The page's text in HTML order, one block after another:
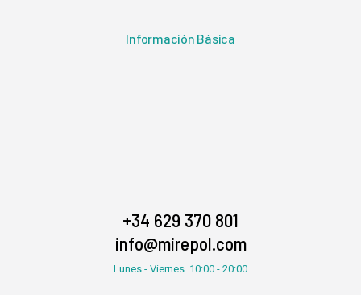
Información Básica
+34 629 370 801
info@mirepol.com
Lunes - Viernes. 10:00 - 20:00